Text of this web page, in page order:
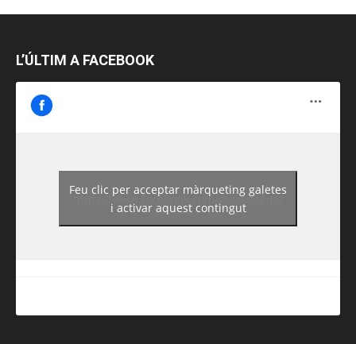
L’ÚLTIM A FACEBOOK
https://www.facebook.com/guiadereus/
Feu clic per acceptar màrqueting galetes
i activar aquest contingut